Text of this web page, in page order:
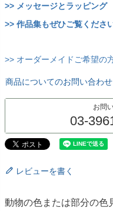
>> メッセージとラッピング
>> 作品集もぜひご覧くださ
>> オーダーメイドご希望の
商品についてのお問い合わせ
お問
03-
レビューを書く
動物の色または部分の色